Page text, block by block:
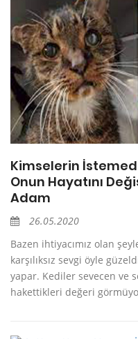
Kimselerin
Onun Hayatını
Adam
26.05.2020
Bazen ihtiyacımız olan
karşılıksız sevgi öyle
yapar. Kediler sevecen ve
hakettikleri değeri